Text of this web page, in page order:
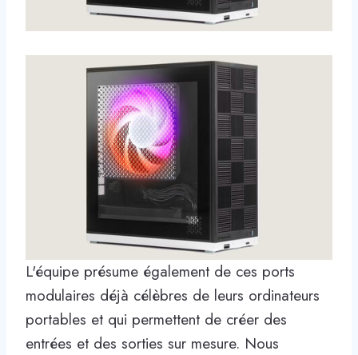
L'équipe présume également de ces ports
modulaires déjà célèbres de leurs ordinateurs
portables et qui permettent de créer des
entrées et des sorties sur mesure. Nous